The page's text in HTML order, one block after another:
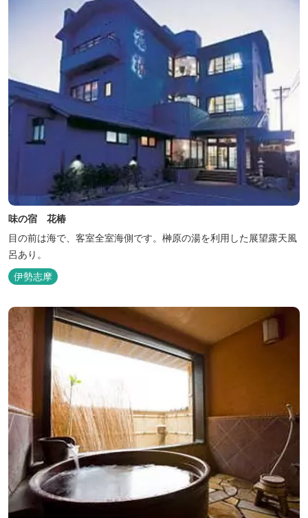
味の宿 花椿
目の前は海で、客室全室海側です。榊原の湯を利用した展望露天風
呂あり。
伊勢志摩